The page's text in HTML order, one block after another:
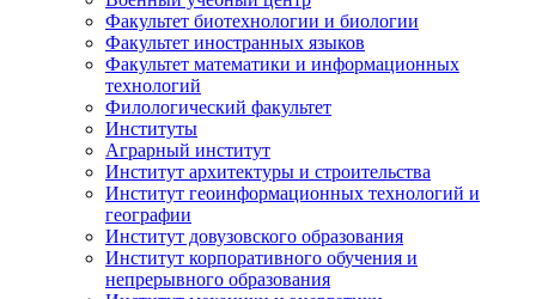
Факультет биотехнологии и биологии
Факультет иностранных языков
Факультет математики и информационных
технологий
Филологический факультет
Институты
Аграрный институт
Институт архитектуры и строительства
Институт геоинформационных технологий и
географии
Институт довузовского образования
Институт корпоративного обучения и
непрерывного образования